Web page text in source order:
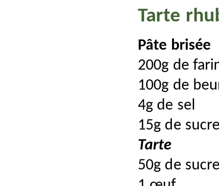
Tarte
Pâte brisée
200g de
100g de
4g de sel
15g de
Tarte
50g de